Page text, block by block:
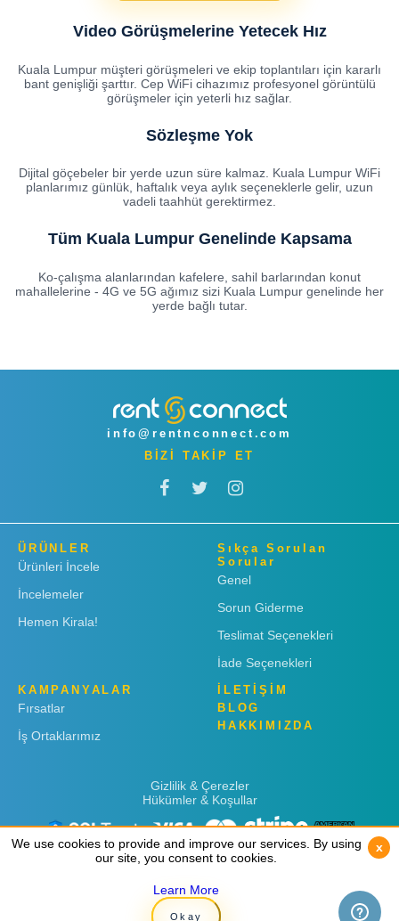
Video Görüşmelerine Yetecek Hız
Kuala Lumpur müşteri görüşmeleri ve ekip toplantıları için kararlı
bant genişliği şarttır. Cep WiFi cihazımız profesyonel görüntülü
görüşmeler için yeterli hız sağlar.
Sözleşme Yok
Dijital göçebeler bir yerde uzun süre kalmaz. Kuala Lumpur WiFi
planlarımız günlük, haftalık veya aylık seçeneklerle gelir, uzun
vadeli taahhüt gerektirmez.
Tüm Kuala Lumpur Genelinde Kapsama
Ko-çalışma alanlarından kafelere, sahil barlarından konut
mahallelerine - 4G ve 5G ağımız sizi Kuala Lumpur genelinde her
yerde bağlı tutar.
info@rentnconnect.com
BİZİ TAKİP ET
ÜRÜNLER
Ürünleri İncele
İncelemeler
Hemen Kirala!
Sıkça Sorulan
Sorular
Genel
Sorun Giderme
Teslimat Seçenekleri
İade Seçenekleri
KAMPANYALAR
Fırsatlar
İş Ortaklarımız
İLETİŞİM
BLOG
HAKKIMIZDA
Gizlilik & Çerezler
Hükümler & Koşullar
Copyright © 2019 Rent 'n Connect
We use cookies to provide and improve our services. By using
our site, you consent to cookies.
Learn More
Okay
x
We use cookies to provide and improve our services. By using
our site, you consent to cookies.
Learn More
Okay
x